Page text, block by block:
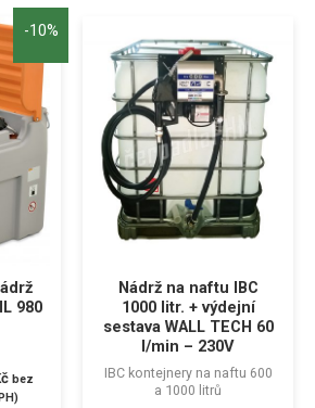
-10%
980
bez
Nádrž na naftu IBC
1000 litr. + výdejní
sestava WALL TECH 60
l/min – 230V
IBC kontejnery na naftu 600
a 1000 litrů